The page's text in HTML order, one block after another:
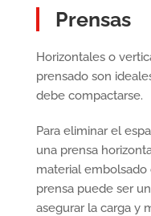
Prensas
Horizontales o
prensado son
debe compactarse.
Para eliminar el
una prensa
material embolsado
prensa puede ser
asegurar la carga y